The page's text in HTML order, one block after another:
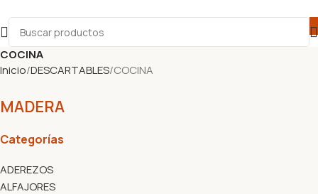
COCINA
Inicio DESCARTABLES COCINA
MADERA
Categorías
ADEREZOS
ALFAJORES